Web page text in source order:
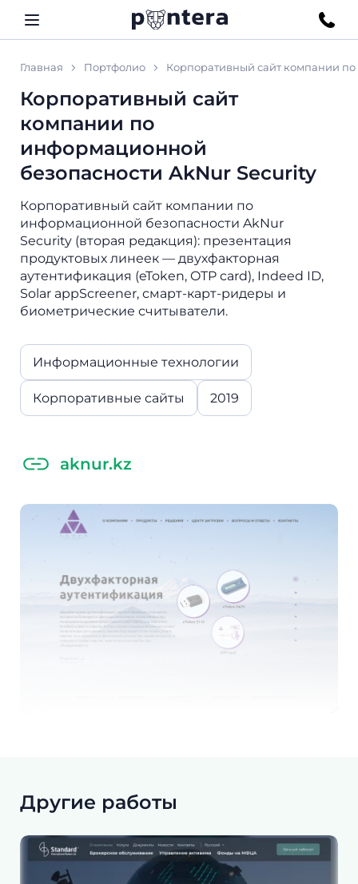
Главная Портфолио Корпоративный сайт компании
Корпоративный сайт
компании по
информационной
безопасности AkNur Security
Корпоративный сайт компании по
информационной безопасности AkNur
Security (вторая редакция): презентация
продуктовых линеек — двухфакторная
аутентификация (eToken, OTP card), Indeed ID,
Solar appScreener, смарт-карт-ридеры и
биометрические считыватели.
Информационные технологии
Корпоративные сайты 2019
aknur.kz
Другие работы